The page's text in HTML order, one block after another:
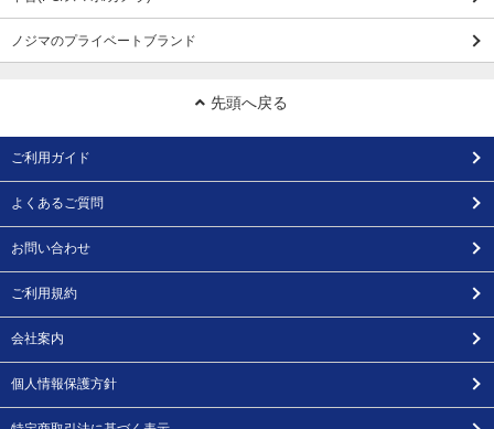
ノジマのプライベートブランド
先頭へ戻る
ご利用ガイド
よくあるご質問
お問い合わせ
ご利用規約
会社案内
個人情報保護方針